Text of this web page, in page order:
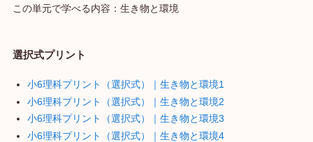
この単元で学べる内容：生き物と環境
選択式プリント
小6理科プリント（選択式）｜生き物と環境1
小6理科プリント（選択式）｜生き物と環境2
小6理科プリント（選択式）｜生き物と環境3
小6理科プリント（選択式）｜生き物と環境4